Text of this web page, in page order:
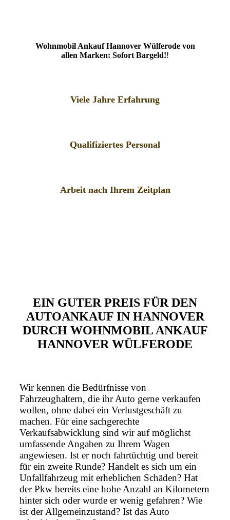
Wohnmobil Ankauf Hannover Wülferode von
allen Marken: Sofort Bargeld!!
Viele Jahre Erfahrung
Qualifiziertes Personal
Arbeit nach Ihrem Zeitplan
EIN GUTER PREIS FÜR DEN
AUTOANKAUF IN HANNOVER
DURCH WOHNMOBIL ANKAUF
HANNOVER WÜLFERODE
Wir kennen die Bedürfnisse von
Fahrzeughaltern, die ihr Auto gerne verkaufen
wollen, ohne dabei ein Verlustgeschäft zu
machen. Für eine sachgerechte
Verkaufsabwicklung sind wir auf möglichst
umfassende Angaben zu Ihrem Wagen
angewiesen. Ist er noch fahrtüchtig und bereit
für ein zweite Runde? Handelt es sich um ein
Unfallfahrzeug mit erheblichen Schäden? Hat
der Pkw bereits eine hohe Anzahl an Kilometern
hinter sich oder wurde er wenig gefahren? Wie
ist der Allgemeinzustand? Ist das Auto